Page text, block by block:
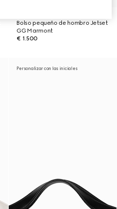
Bolso pequeño de hombro Jetset
GG Marmont
€ 1.500
Personalizar con las iniciales